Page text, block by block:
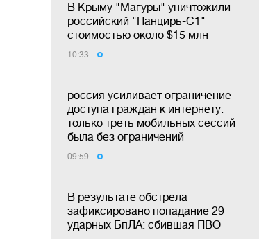
В Крыму "Магуры" уничтожили
российский "Панцирь-С1"
стоимостью около $15 млн
10:33
россия усиливает ограничение
доступа граждан к интернету:
только треть мобильных сессий
была без ограничений
09:59
В результате обстрела
зафиксировано попадание 29
ударных БпЛА: сбившая ПВО